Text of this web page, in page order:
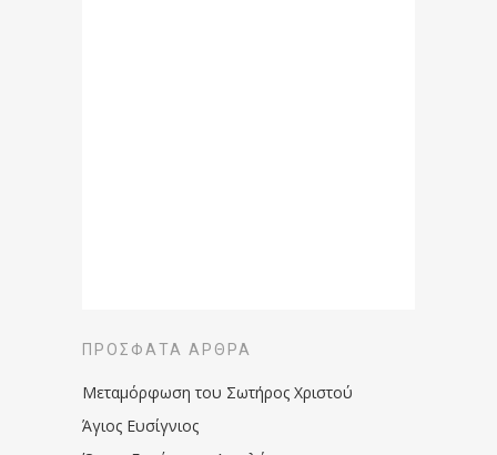
ΠΡΌΣΦΑΤΑ ΆΡΘΡΑ
Μεταμόρφωση του Σωτήρος Χριστού
Άγιος Ευσίγνιος